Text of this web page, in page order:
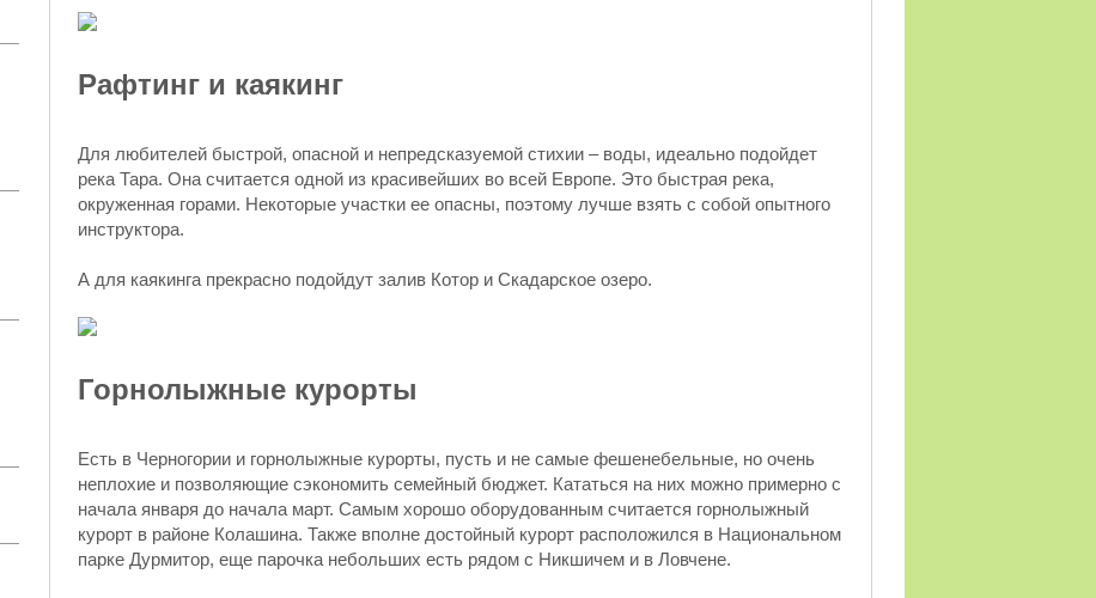
Рафтинг и каякинг
Для любителей быстрой, опасной и непредсказуемой стихии – воды, идеально подойдет
река Тара. Она считается одной из красивейших во всей Европе. Это быстрая река,
окруженная горами. Некоторые участки ее опасны, поэтому лучше взять с собой опытного
инструктора.
А для каякинга прекрасно подойдут залив Котор и Скадарское озеро.
Горнолыжные курорты
Есть в Черногории и горнолыжные курорты, пусть и не самые фешенебельные, но очень
неплохие и позволяющие сэкономить семейный бюджет. Кататься на них можно примерно с
начала января до начала март. Самым хорошо оборудованным считается горнолыжный
курорт в районе Колашина. Также вполне достойный курорт расположился в Национальном
парке Дурмитор, еще парочка небольших есть рядом с Никшичем и в Ловчене.